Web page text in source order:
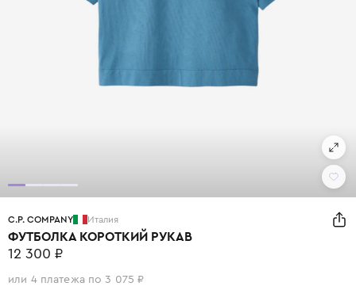
C.P. COMPANY Италия
ФУТБОЛКА КОРОТКИЙ РУКАВ
12 300 ₽
или 4 платежа по 3 075 ₽